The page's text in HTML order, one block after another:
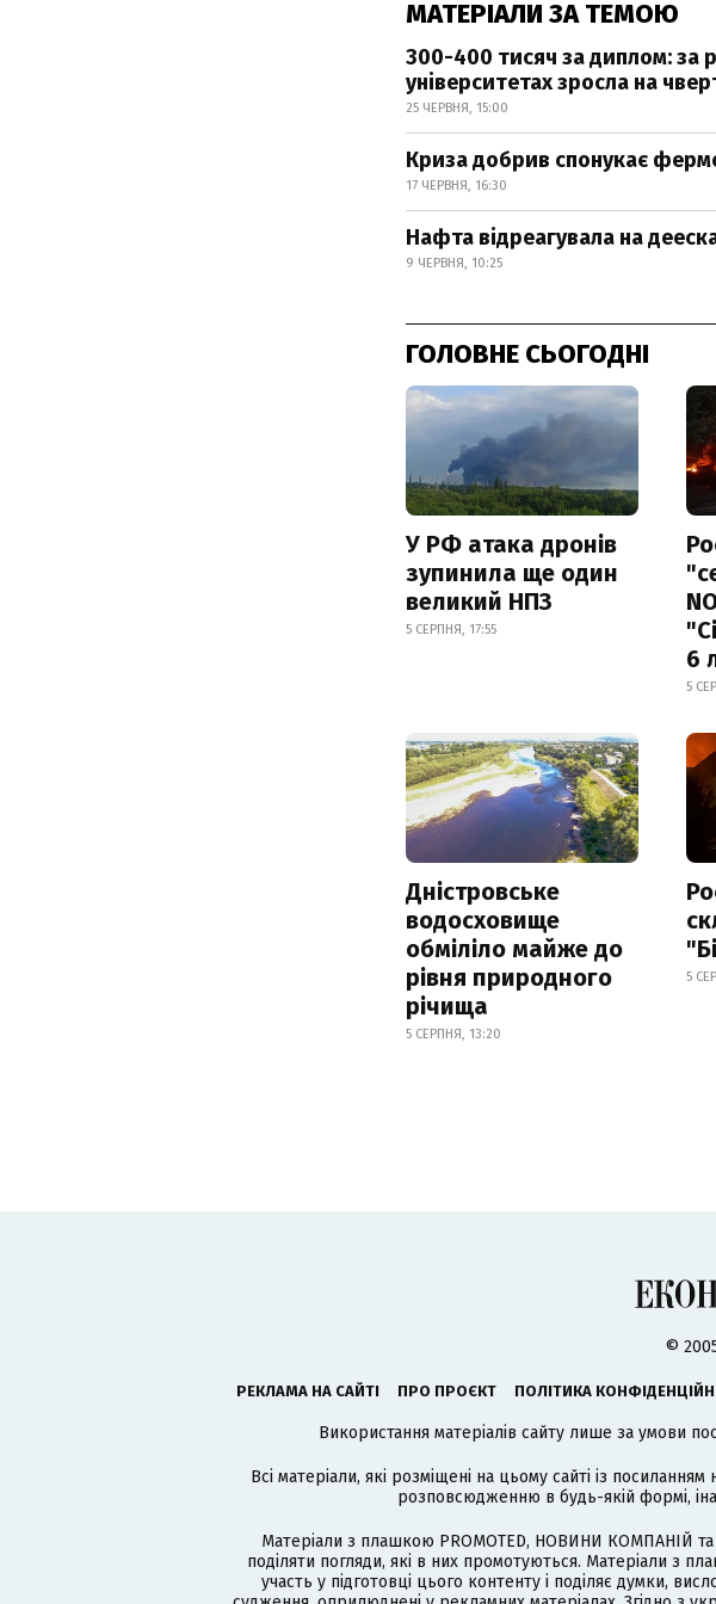
МАТЕРІАЛИ ЗА ТЕМОЮ
300-400 тисяч за диплом: за
університетах зросла на
25 ЧЕРВНЯ, 15:00
Криза добрив спонукає
17 ЧЕРВНЯ, 16:30
Нафта відреагувала на
9 ЧЕРВНЯ, 10:25
ГОЛОВНЕ СЬОГОДНІ
У РФ атака дронів
зупинила ще один
великий НПЗ
5 СЕРПНЯ, 17:55
6
5
Дністровське
водосховище
обміліло майже до
рівня природного
річища
5 СЕРПНЯ, 13:20
5
©
РЕКЛАМА НА САЙТІ ПРО ПРОЄКТ ПОЛІТИКА
Використання матеріалів сайту лише за умови
Всі матеріали, які розміщені на цьому сайті із посиланням
розповсюдженню в будь-якій формі,
Матеріали з плашкою PROMOTED, НОВИНИ КОМПАНІЙ
поділяти погляди, які в них промотуються. Матеріали
участь у підготовці цього контенту і поділяє думки,